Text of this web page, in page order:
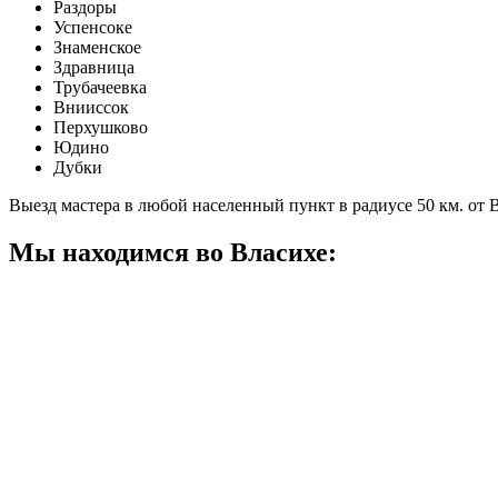
Раздоры
Успенсоке
Знаменское
Здравница
Трубачеевка
Внииссок
Перхушково
Юдино
Дубки
Выезд мастера в любой населенный пункт в радиусе 50 км. от
Мы находимся во Власихе: